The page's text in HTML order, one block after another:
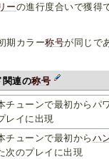
ーの進行度合いで獲得
期カラー称号が同じで
関連の称号
チューンで最初からパ
レイに出現
チューンで最初からハ
次のプレイに出現